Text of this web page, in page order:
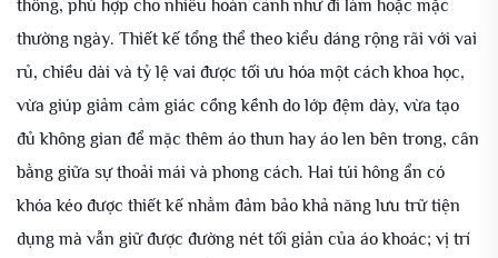
thống, phù hợp cho nhiều hoàn cảnh như đi làm hoặc mặc
thường ngày. Thiết kế tổng thể theo kiểu dáng rộng rãi với vai
rủ, chiều dài và tỷ lệ vai được tối ưu hóa một cách khoa học,
vừa giúp giảm cảm giác cồng kềnh do lớp đệm dày, vừa tạo
đủ không gian để mặc thêm áo thun hay áo len bên trong, cân
bằng giữa sự thoải mái và phong cách. Hai túi hông ẩn có
khóa kéo được thiết kế nhằm đảm bảo khả năng lưu trữ tiện
dụng mà vẫn giữ được đường nét tối giản của áo khoác; vị trí